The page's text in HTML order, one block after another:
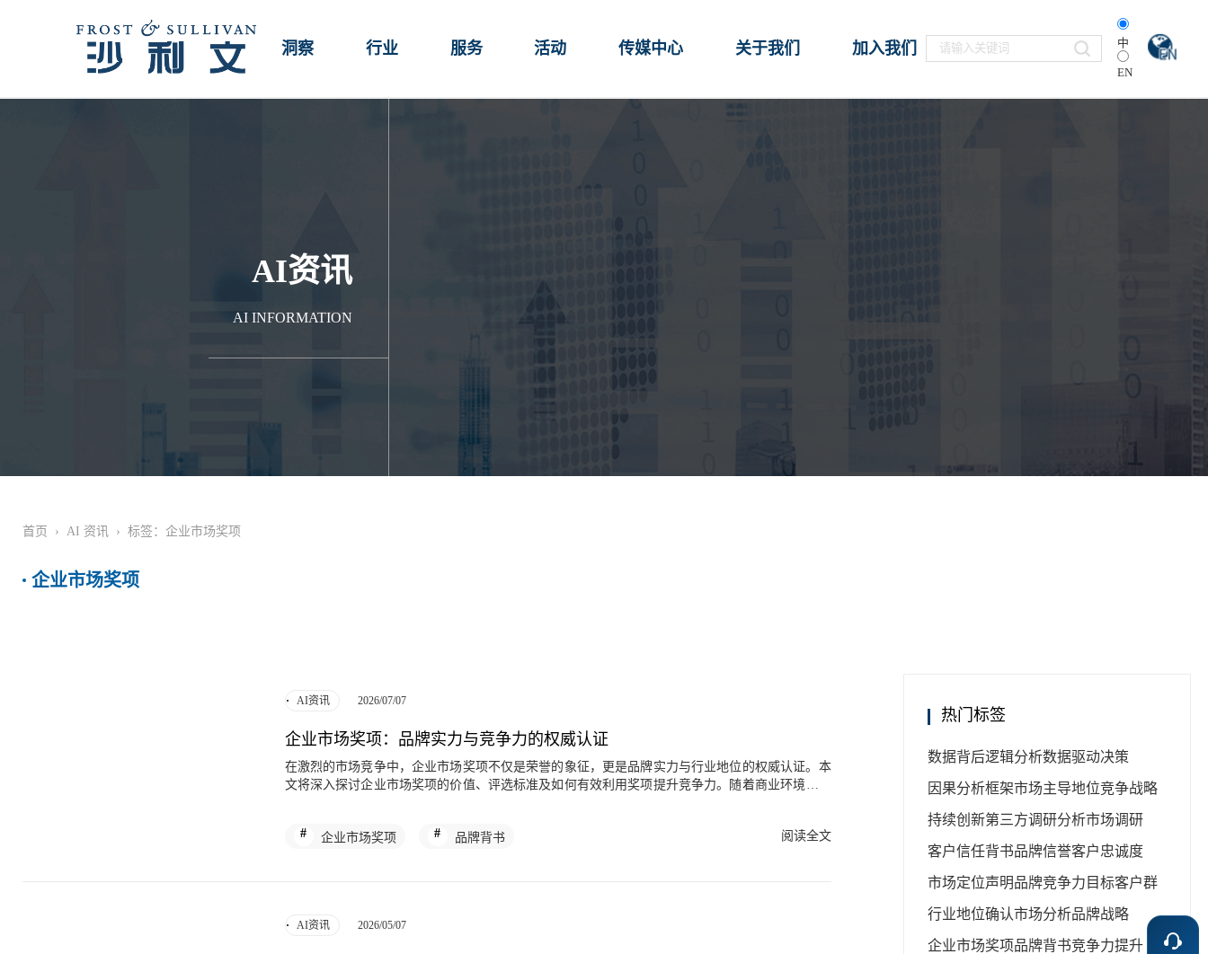
洞察 行业 服务 活动 传媒中心 关于我们 加入我们 中
EN
AI资讯
AI INFORMATION
首页 › AI 资讯 › 标签：企业市场奖项
企业市场奖项
AI资讯 2026/07/07
企业市场奖项：品牌实力与竞争力的权威认证
在激烈的市场竞争中，企业市场奖项不仅是荣誉的象征，更是品牌实力与行业地位的权威认证。本
文将深入探讨企业市场奖项的价值、评选标准及如何有效利用奖项提升竞争力。随着商业环境日益
是未来发展的助推器。 企业市场奖项的核心价值：品牌背书与信任建立 企业市场奖项的核心价值
值。在信息过载的时代，消费者对广告的免疫力越来越强，而第三方奖项则能提供客观的信任验
企业市场奖项 品牌背书 阅读全文
AI资讯 2026/05/07
热门标签
数据背后逻辑分析数据驱动决策
因果分析框架市场主导地位竞争战略
持续创新第三方调研分析市场调研
客户信任背书品牌信誉客户忠诚度
市场定位声明品牌竞争力 目标客户群
行业地位确认市场分析品牌战略
企业市场奖项品牌背书竞争力提升